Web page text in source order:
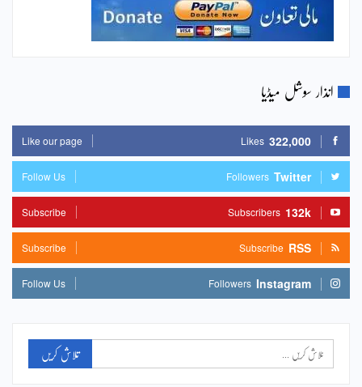
انذار سوشل میڈیا
322,000
Likes
Like our page
Twitter
Followers
Follow Us
132k
Subscribers
Subscribe
RSS
Subscribe
Subscribe
Instagram
Followers
Follow Us